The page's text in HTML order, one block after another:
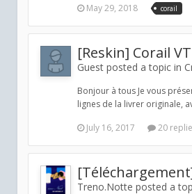
May 29, 2018
corail
[Reskin] Corail
Guest posted a topic in
Bonjour à tous Je vous
lignes de la livrer originale,
July 16, 2017
20
Treno.Notte posted a